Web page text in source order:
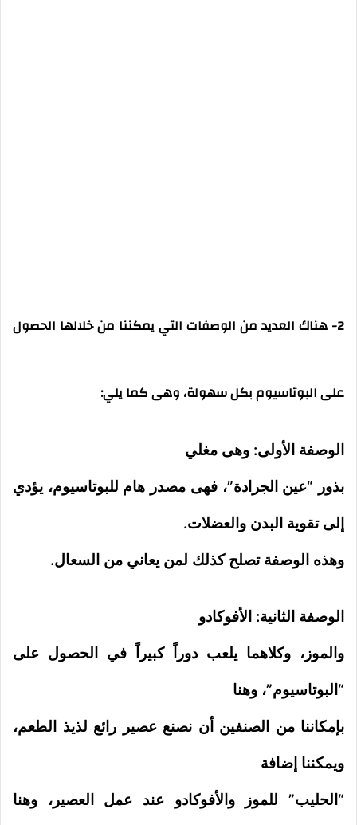
2- هناك العديد من الوصفات التي يمكننا من خلالها الحصول
على البوتاسيوم بكل سهولة، وهى كما يلي:
الوصفة الأولى: وهى مغلي
بذور “عين الجرادة”، فهى مصدر هام للبوتاسيوم، يؤدي
إلى تقوية البدن والعضلات.
وهذه الوصفة تصلح كذلك لمن يعاني من السعال.
الوصفة الثانية: الأفوكادو
والموز، وكلاهما يلعب دوراً كبيراً في الحصول على
“البوتاسيوم”، وهنا
بإمكاننا من الصنفين أن نصنع عصير رائع لذيذ الطعم،
ويمكننا إضافة
“الحليب” للموز والأفوكادو عند عمل العصير، وهنا